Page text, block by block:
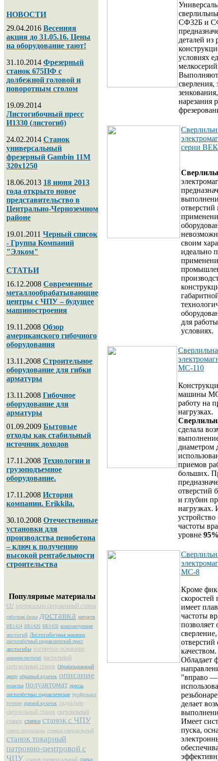
НОВОСТИ
29.04.2016 Весенняя
акция до 31.05.16. Цены
на оборудование тают!
31.10.2014 Фрезерный
станок 675ПФ с
долбежной головой и
поворотным столом
19.09.2014
Листогибочный пресс
И1330 (листогиб)
24.02.2014 Станок
универсальный
фрезерный Gambin 11M
320х1250
18.06.2013 18 июня 2013
года открыто новое
представительство в
Центрально-Черноземном
районе
19.01.2011 Черный список
- Группа Компаний
"Элком"
СТАТЬИ
16.12.2008 Современные
металлообрабатывающие
центры с ЧПУ – будущее
машиностроения
19.11.2008 Обзор
американского гибочного
оборудования
13.11.2008 Строительное
оборудование для гибки
арматуры
13.11.2008 Гибочное
оборудование для
арматуры
01.09.2009 Бытовые
отходы как стабильный
источник доходов
17.11.2008 Технологии и
грузоподъемное
оборудование.
17.11.2008 История
компании. Erikkila.
30.10.2008 Отечественные
установки для
производства пенобетона
– ключ к получению
высокой рентабельности
строительства
Популярные материалы
CU вертикально сверлильный станок
гибочная балка доставка запчасти
ИБ1424 ИБ1426 ИБ1428 комплектующие
листогиб Листогибочная машина
листогибочный гидравлический пресс
листогибы магнитное основание
машина-листогиб настольный
сверлильный станок Обрабатывающий
центр обратный кулачок описание
оснастка полуавтомат прессы
листогибочные гидравлические профильное
точение прямой кулачок радиально
сверлильный станок сверлильный
станок станки станок с ЧПУ
станок сверлильны станок сверлильный
станок токарный
патронно-центровой с
ЧПУ станок универсальный статьи
CФ32Б и
деталей из
условиях
сверления,
нарезания
серии
отверстий
своим
идеально
для
условиях.
МС-110
машины
работу на
нагрузках.
сделала
диаметром
приемов
больших.
отверстий
и глубин
нагрузках.
частоты
уровне
МС-8
Кроме
имеет
частоты
позволяет
качеством.
Обладает
"вправо —
делает
Имеет
пуска,